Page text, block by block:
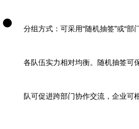
分组方式：可采用“随机抽签”或“部
各队伍实力相对均衡。随机抽签可
队可促进跨部门协作交流，企业可